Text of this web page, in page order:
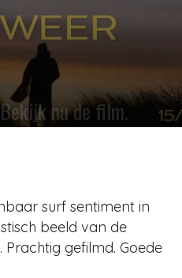
nu de film.
surf sentiment in
beeld van de
Prachtig gefilmd. Goede